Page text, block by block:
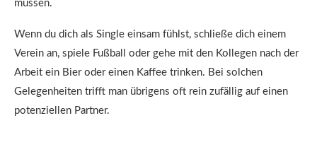
müssen.
Wenn du dich als Single einsam fühlst, schließe dich einem
Verein an, spiele Fußball oder gehe mit den Kollegen nach der
Arbeit ein Bier oder einen Kaffee trinken. Bei solchen
Gelegenheiten trifft man übrigens oft rein zufällig auf einen
potenziellen Partner.